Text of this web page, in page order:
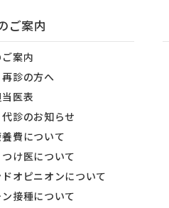
ご案内
案内
診の方へ
医表
診のお知らせ
費について
け医について
オピニオンについて
接種について